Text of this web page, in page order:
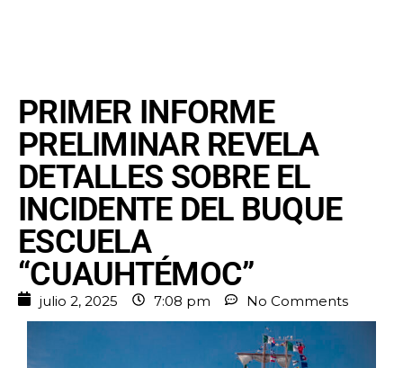
PRIMER INFORME
PRELIMINAR REVELA
DETALLES SOBRE EL
INCIDENTE DEL BUQUE
ESCUELA
“CUAUHTÉMOC”
julio 2, 2025 7:08 pm No Comments